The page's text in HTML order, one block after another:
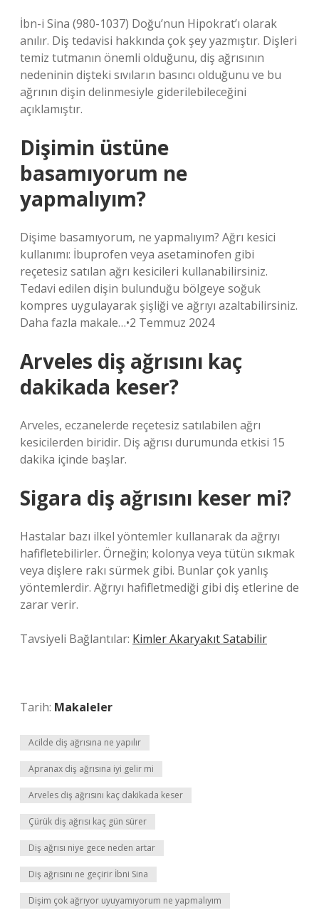
İbn-i Sina (980-1037) Doğu’nun Hipokrat’ı olarak
anılır. Diş tedavisi hakkında çok şey yazmıştır. Dişleri
temiz tutmanın önemli olduğunu, diş ağrısının
nedeninin dişteki sıvıların basıncı olduğunu ve bu
ağrının dişin delinmesiyle giderilebileceğini
açıklamıştır.
Dişimin üstüne
basamıyorum ne
yapmalıyım?
Dişime basamıyorum, ne yapmalıyım? Ağrı kesici
kullanımı: İbuprofen veya asetaminofen gibi
reçetesiz satılan ağrı kesicileri kullanabilirsiniz.
Tedavi edilen dişin bulunduğu bölgeye soğuk
kompres uygulayarak şişliği ve ağrıyı azaltabilirsiniz.
Daha fazla makale…•2 Temmuz 2024
Arveles diş ağrısını kaç
dakikada keser?
Arveles, eczanelerde reçetesiz satılabilen ağrı
kesicilerden biridir. Diş ağrısı durumunda etkisi 15
dakika içinde başlar.
Sigara diş ağrısını keser mi?
Hastalar bazı ilkel yöntemler kullanarak da ağrıyı
hafifletebilirler. Örneğin; kolonya veya tütün sıkmak
veya dişlere rakı sürmek gibi. Bunlar çok yanlış
yöntemlerdir. Ağrıyı hafifletmediği gibi diş etlerine de
zarar verir.
Tavsiyeli Bağlantılar: Kimler Akaryakıt Satabilir
Tarih: Makaleler
Acilde diş ağrısına ne yapılır
Apranax diş ağrısına iyi gelir mi
Arveles diş ağrısını kaç dakikada keser
Çürük diş ağrısı kaç gün sürer
Diş ağrısı niye gece neden artar
Diş ağrısını ne geçirir İbni Sina
Dişim çok ağrıyor uyuyamıyorum ne yapmalıyım